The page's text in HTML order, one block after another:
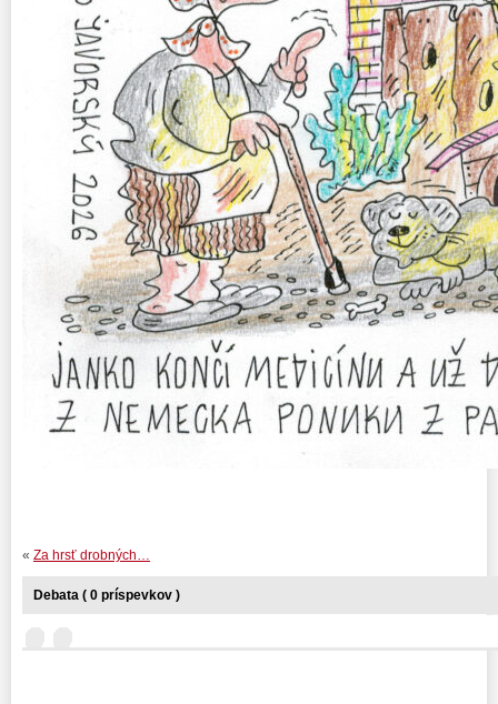
« Za hrsť drobných…
Debata ( 0 príspevkov )